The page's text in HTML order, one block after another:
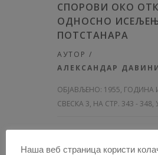
СПОРОВИ ОКО
ОДНОСНО
ПОТСТАНАРА
АУТОР /
АЛЕКСАНДАР
ОБЈАВЉЕНО: 1955, ГОДИНА
СВЕСКА 3, НА СТР. 343 -
Наша веб страница користи